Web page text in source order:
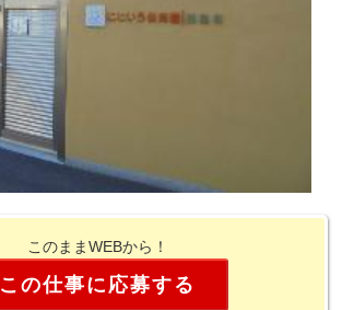
このままWEBから！
この仕事に応募する